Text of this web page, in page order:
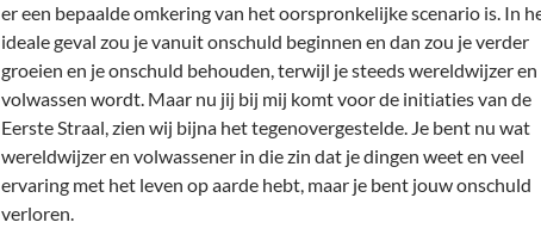
er een bepaalde omkering van het oorspronkelijke scenario is. In
ideale geval zou je vanuit onschuld beginnen en dan zou je verder
groeien en je onschuld behouden, terwijl je steeds wereldwijzer en
volwassen wordt. Maar nu jij bij mij komt voor de initiaties van de
Eerste Straal, zien wij bijna het tegenovergestelde. Je bent nu wat
wereldwijzer en volwassener in die zin dat je dingen weet en veel
ervaring met het leven op aarde hebt, maar je bent jouw onschuld
verloren.